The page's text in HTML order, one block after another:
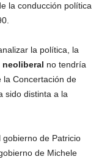
la conducción política
la política, la
no tendría
la Concertación de
sido distinta a la
de Patricio
de Michele